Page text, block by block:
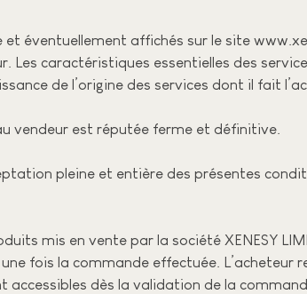
éventuellement affichés sur le site
Les caractéristiques essentielles des
de l’origine des services dont il fait
vendeur est réputée ferme et définitive.
pleine et entière des présentes
mis en vente par la société XENESY
fois la commande effectuée.
accessibles dès la validation de la